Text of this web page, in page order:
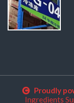
Proudly
Ingredients